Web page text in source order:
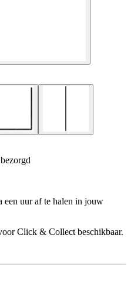
een uur af te halen in jouw
Click & Collect beschikbaar.